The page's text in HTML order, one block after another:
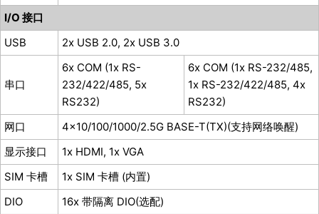
I/O 接口
USB
2x USB 2.0, 2x USB 3.0
串口
6x COM (1x RS-
232/422/485, 5x
RS232)
6x COM (1x RS-232/485,
1x RS-232/422/485, 4x
RS232)
网口
4×10/100/1000/2.5G BASE-T(TX)(支持网络唤醒)
显示接口
1x HDMI, 1x VGA
SIM 卡槽
1x SIM 卡槽 (内置)
DIO
16x 带隔离 DIO(选配)